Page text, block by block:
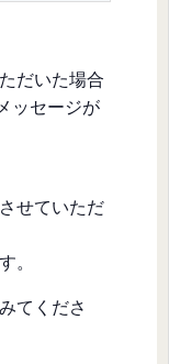
だいた場合
ッセージが
せていただ
。
てくださ